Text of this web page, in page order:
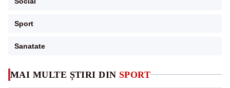
MAI MULTE ȘTIRI DIN SPORT
Sport
Sanatate